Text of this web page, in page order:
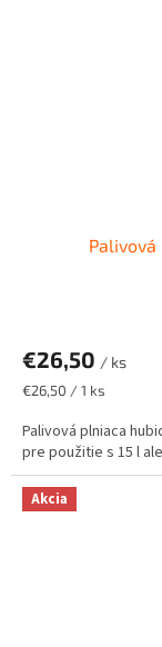
€26,50 / ks
Jednotková
€26,50 / 1 ks
Palivová plniaca
pre použitie s 15 l
Akcia